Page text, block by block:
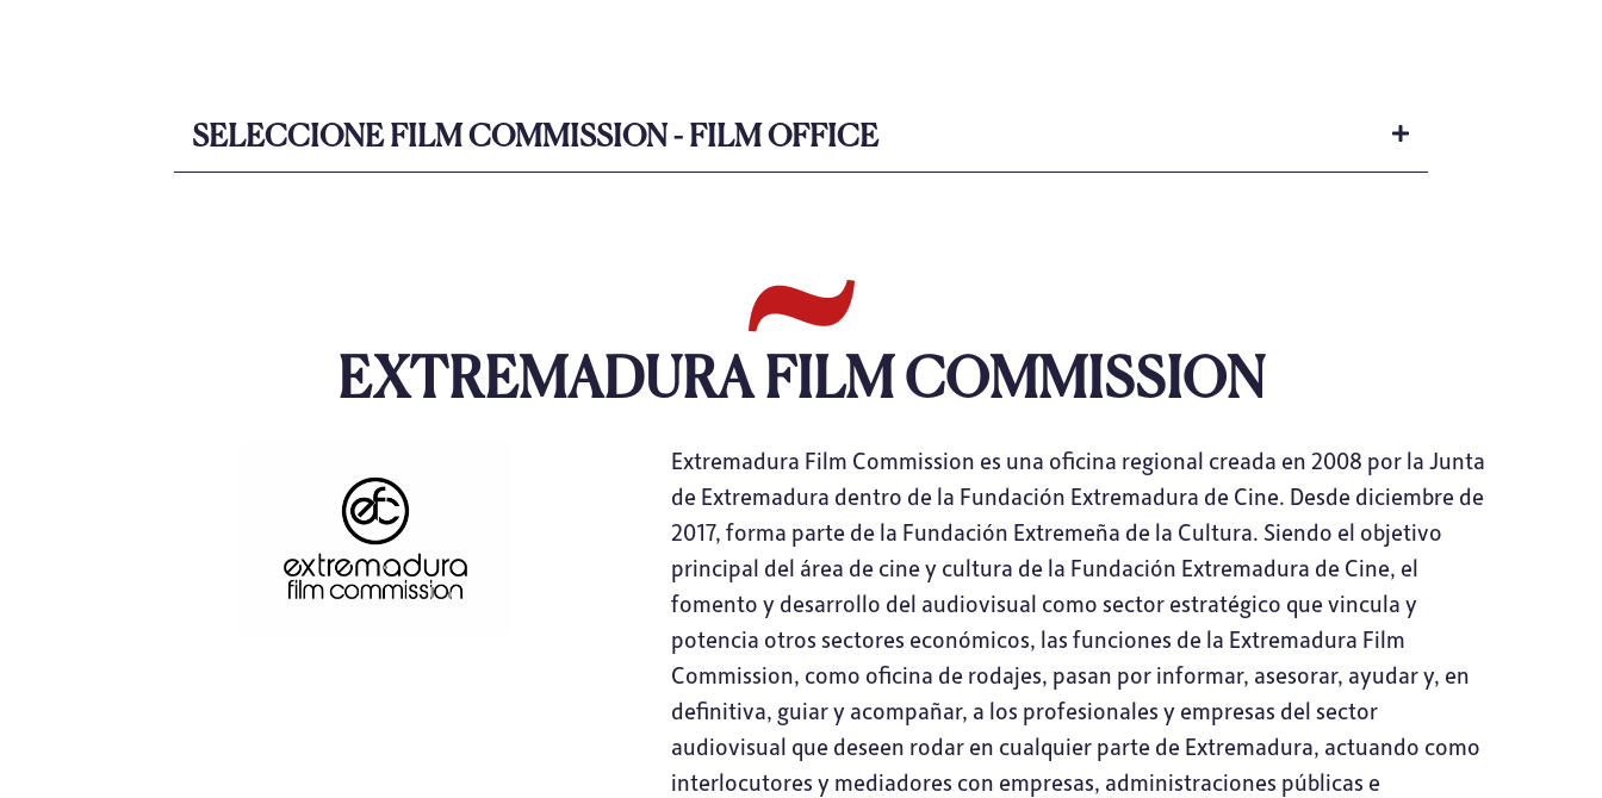
SELECCIONE FILM COMMISSION - FILM OFFICE
EXTREMADURA FILM COMMISSION
Extremadura Film Commission es una oficina regional creada en 2008 por la Junta
de Extremadura dentro de la Fundación Extremadura de Cine. Desde diciembre de
2017, forma parte de la Fundación Extremeña de la Cultura. Siendo el objetivo
principal del área de cine y cultura de la Fundación Extremadura de Cine, el
fomento y desarrollo del audiovisual como sector estratégico que vincula y
potencia otros sectores económicos, las funciones de la Extremadura Film
Commission, como oficina de rodajes, pasan por informar, asesorar, ayudar y, en
definitiva, guiar y acompañar, a los profesionales y empresas del sector
audiovisual que deseen rodar en cualquier parte de Extremadura, actuando como
interlocutores y mediadores con empresas, administraciones públicas e